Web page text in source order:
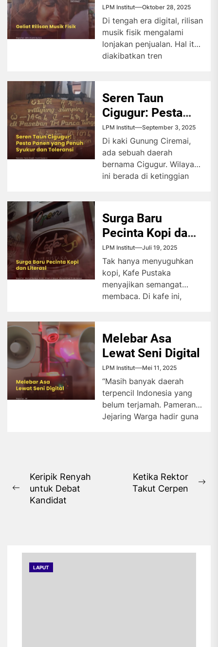
LPM Institut Oktober 28, 2025
Di tengah era digital, rilisan
musik fisik mengalami
lonjakan penjualan. Hal itu
diakibatkan tren
Seren Taun
Cigugur: Pesta
Panen yang
Penuh Syukur dan
Toleransi
LPM Institut September 3, 2025
Di kaki Gunung Ciremai,
ada sebuah daerah
bernama Cigugur. Wilayah
ini berada di ketinggian
Surga Baru
Pecinta Kopi dan
Literasi
LPM Institut Juli 19, 2025
Tak hanya menyuguhkan
kopi, Kafe Pustaka
menyajikan semangat
membaca. Di kafe ini,
mendukung gerakan...
Melebar Asa
Lewat Seni Digital
LPM Institut Mei 11, 2025
“Masih banyak daerah
terpencil Indonesia yang
belum terjamah. Pameran
Jejaring Warga hadir guna
Navigasi
pos
Previous
post:
Keripik Renyah
untuk Debat
Kandidat
Ketika Rektor
Takut Cerpen
LAPUT